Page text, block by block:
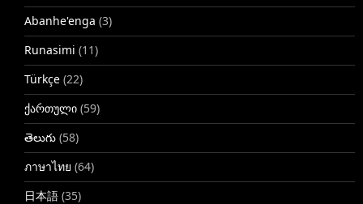
Abanhe'enga (3)
Runasimi (11)
Türkçe (22)
ქართული (59)
తెలుగు (58)
ภาษาไทย (64)
日本語 (35)